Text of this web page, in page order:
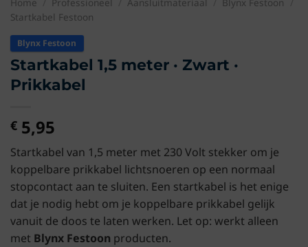
Startkabel Festoon
Blynx Festoon
Startkabel 1,5 meter · Zwart ·
Prikkabel
€ 5,95
Startkabel van 1,5 meter met 230 Volt stekker om je
koppelbare prikkabel lichtsnoeren op een normaal
stopcontact aan te sluiten. Een startkabel is het enige
dat je nodig hebt om je koppelbare prikkabel gelijk
vanuit de doos te laten werken. Let op: werkt alleen
met Blynx Festoon producten.